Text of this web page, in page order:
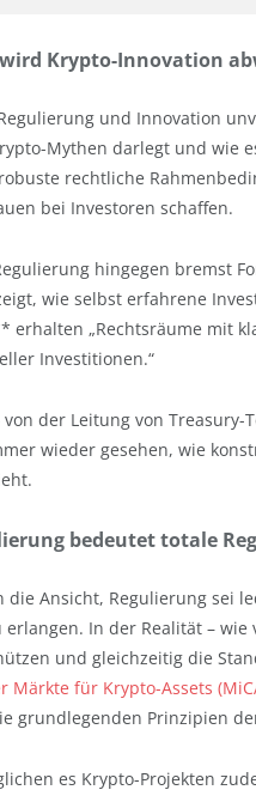
Krypto-Innovation
und Innovation
Mythen darlegt und wie
rechtliche
bei Investoren schaffen.
hingegen bremst
wie selbst erfahrene
erhalten „Rechtsräume mit
Investitionen.“
der Leitung von
wieder gesehen, wie
bedeutet totale
Ansicht, Regulierung sei
In der Realität –
und gleichzeitig die
Märkte für Krypto-Assets
grundlegenden Prinzipien
es Krypto-Projekten